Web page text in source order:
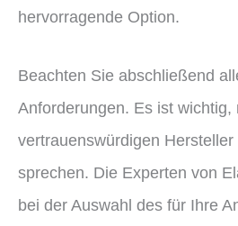
hervorragende Option.
Beachten Sie abschließend
Anforderungen. Es ist wichtig,
vertrauenswürdigen
sprechen. Die Experten von
bei der Auswahl des für Ihre